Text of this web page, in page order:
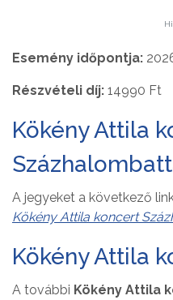
Esemény időpontja:
Részvételi díj: 14990 Ft
Kökény Attila
A jegyeket a következő
Kökény Attila koncert
Kökény Attila
A további Kökény Attila